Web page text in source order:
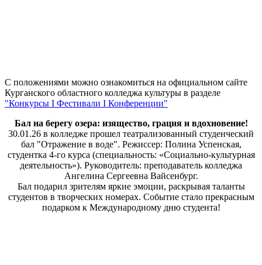
С положениями можно ознакомиться на официальном сайте
Курганского областного колледжа культуры в разделе
"Конкурсы I Фестивали I Конференции"
Бал на берегу озера: изящество, грация и вдохновение!
30.01.26 в колледже прошел театрализованный студенческий
бал "Отражение в воде". Режиссер: Полина Успенская,
студентка 4-го курса (специальность: «Социально-культурная
деятельность»). Руководитель: преподаватель колледжа
Ангелина Сергеевна Вайсенбург.
Бал подарил зрителям яркие эмоции, раскрывая таланты
студентов в творческих номерах. Событие стало прекрасным
подарком к Международному дню студента!